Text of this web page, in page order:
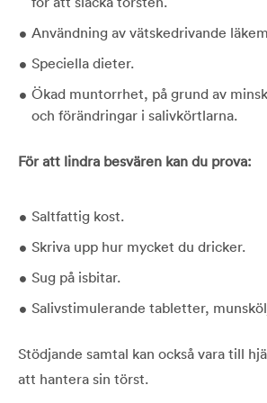
Användning av vätskedrivande
Speciella dieter.
Ökad muntorrhet, på grund av
och förändringar i salivkörtlarna.
För att lindra besvären kan du prova:
Saltfattig kost.
Skriva upp hur mycket du dricker.
Sug på isbitar.
Salivstimulerande tabletter,
Stödjande samtal kan också vara till
att hantera sin törst.